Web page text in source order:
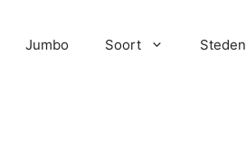
Jumbo Soort Steden